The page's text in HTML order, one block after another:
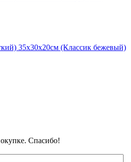
35х30х20см (Классик бежевый)
Спасибо!